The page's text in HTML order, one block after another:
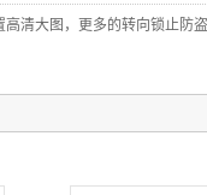
清大图，更多的转向锁止防